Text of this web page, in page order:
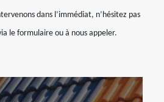
dans l’immédiat, n’hésitez pas
le formulaire ou à nous appeler.